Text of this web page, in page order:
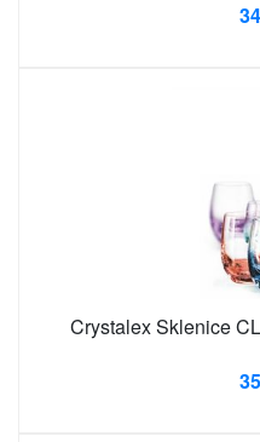
Crystalex Sklenice